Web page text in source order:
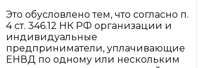
Это обусловлено тем, что согласно п.
4 ст. 346.12 НК РФ организации и
индивидуальные
предприниматели, уплачивающие
ЕНВД по одному или нескольким